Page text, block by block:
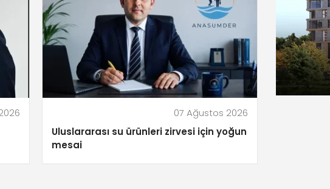
07 Ağustos 2026
Uluslararası su ürünleri zirvesi için yoğun
mesai